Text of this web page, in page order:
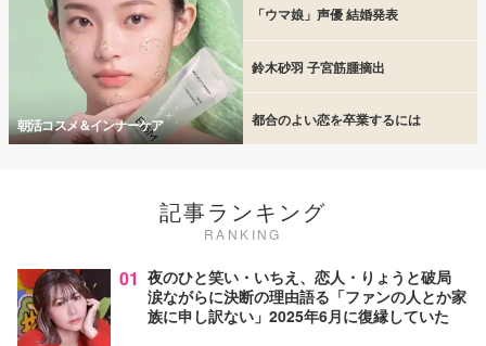
朝活コスメ＆インナーケア
「ウマ娘」声優 結婚発表
鈴木砂羽 子宮筋腫摘出
都合のよい恋を卒業するには
記事ランキング
RANKING
01 夜のひと笑い・いちえ、恋人・りょうと破局
涙ながらに決断の理由語る「ファンの人とか家
族に申し訳ない」2025年6月に復縁していた